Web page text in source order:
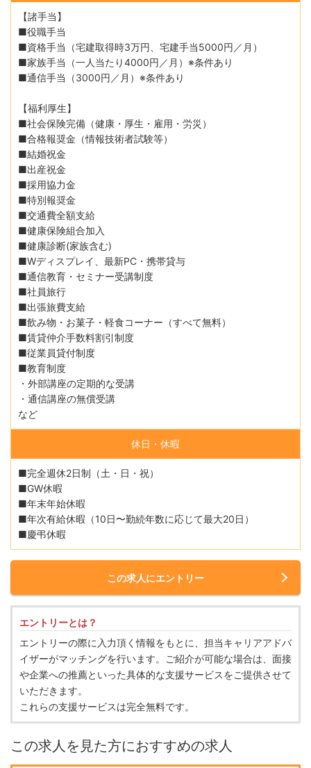
【諸手当】
■役職手当
■資格手当（宅建取得時3万円、宅建手当5000円／月）
■家族手当（一人当たり4000円／月）※条件あり
■通信手当（3000円／月）※条件あり
【福利厚生】
■社会保険完備（健康・厚生・雇用・労災）
■合格報奨金（情報技術者試験等）
■結婚祝金
■出産祝金
■採用協力金
■特別報奨金
■交通費全額支給
■健康保険組合加入
■健康診断(家族含む)
■Wディスプレイ、最新PC・携帯貸与
■通信教育・セミナー受講制度
■社員旅行
■出張旅費支給
■飲み物・お菓子・軽食コーナー（すべて無料）
■賃貸仲介手数料割引制度
■従業員貸付制度
■教育制度
・外部講座の定期的な受講
・通信講座の無償受講
など
休日・休暇
■完全週休2日制（土・日・祝）
■GW休暇
■年末年始休暇
■年次有給休暇（10日〜勤続年数に応じて最大20日）
■慶弔休暇
この求人にエントリー
エントリーとは？
エントリーの際に入力頂く情報をもとに、担当キャリアアドバ
イザーがマッチングを行います。ご紹介が可能な場合は、面接
や企業への推薦といった具体的な支援サービスをご提供させて
いただきます。
これらの支援サービスは完全無料です。
この求人を見た方におすすめの求人